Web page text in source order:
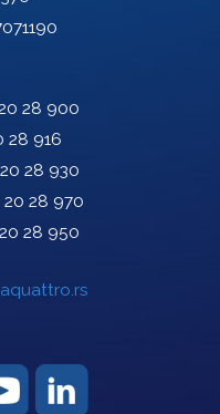
20 28 900
28 916
20 28 930
20 28 970
20 28 950